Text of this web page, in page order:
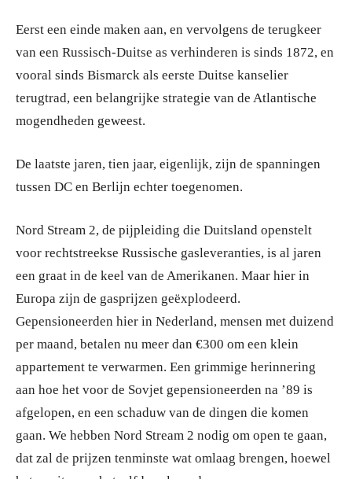
Eerst een einde maken aan, en vervolgens de terugkeer
van een Russisch-Duitse as verhinderen is sinds 1872, en
vooral sinds Bismarck als eerste Duitse kanselier
terugtrad, een belangrijke strategie van de Atlantische
mogendheden geweest.
De laatste jaren, tien jaar, eigenlijk, zijn de spanningen
tussen DC en Berlijn echter toegenomen.
Nord Stream 2, de pijpleiding die Duitsland openstelt
voor rechtstreekse Russische gasleveranties, is al jaren
een graat in de keel van de Amerikanen. Maar hier in
Europa zijn de gasprijzen geëxplodeerd.
Gepensioneerden hier in Nederland, mensen met duizend
per maand, betalen nu meer dan €300 om een klein
appartement te verwarmen. Een grimmige herinnering
aan hoe het voor de Sovjet gepensioneerden na ’89 is
afgelopen, en een schaduw van de dingen die komen
gaan. We hebben Nord Stream 2 nodig om open te gaan,
dat zal de prijzen tenminste wat omlaag brengen, hoewel